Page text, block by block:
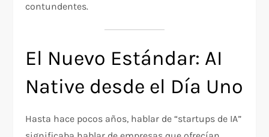
contundentes.
El Nuevo Estándar: AI
Native desde el Día Uno
Hasta hace pocos años, hablar de “startups de IA”